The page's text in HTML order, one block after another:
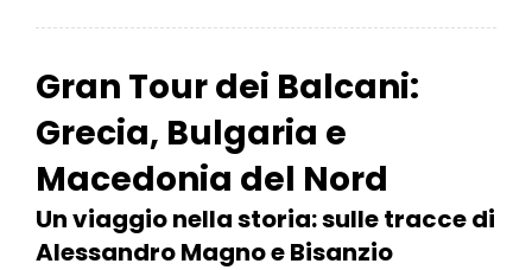
Gran Tour dei Balcani:
Grecia, Bulgaria e
Macedonia del Nord
Un viaggio nella storia: sulle tracce di
Alessandro Magno e Bisanzio